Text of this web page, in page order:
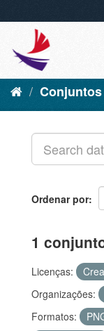
Ordenar por
1
Licenças:
Organizações:
Formatos: